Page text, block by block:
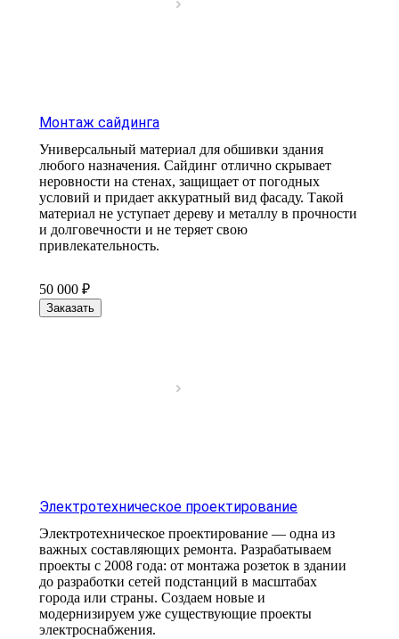
Монтаж сайдинга
Универсальный материал для обшивки здания
любого назначения. Сайдинг отлично скрывает
неровности на стенах, защищает от погодных
условий и придает аккуратный вид фасаду. Такой
материал не уступает дереву и металлу в прочности
и долговечности и не теряет свою
привлекательность.
50 000 ₽
Заказать
Электротехническое проектирование
Электротехническое проектирование — одна из
важных составляющих ремонта. Разрабатываем
проекты с 2008 года: от монтажа розеток в здании
до разработки сетей подстанций в масштабах
города или страны. Создаем новые и
модернизируем уже существующие проекты
электроснабжения.